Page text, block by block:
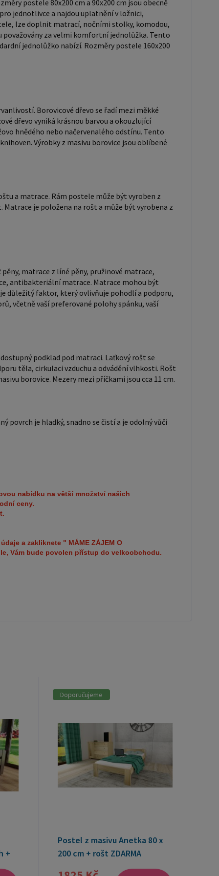
dřevo se řadí mezi měkké dřeviny. Je o malinko
masivní smrk, ale lépe se opracovává. Borovicové
krásnou barvou a okouzlující kresbou. Má
která díky obsahu jádra místy přechází až do
hnědého nebo načervenalého odstínu. Tento
svůj přírodní vzhled a trvanlivost. Typ postele:
je typ postele, který se skládá ze tří
částí: rámu, roštu a matrace. Rám postele může
z různých materiálů, včetně dřeva, kovu nebo
rozměrům postele. Matrace se dělí podle
výroby na matrace z PUR pěny, matrace z HR pěny,
H3), tvrdé nebo velmi tvrdé (H4). Tvrdost matrace
faktor, který ovlivňuje pohodlí a podporu, kterou
Při výběru matrace je důležité zvážit
včetně vaší preferované polohy spánku, vaší
a jakékoliv zdravotní problémy, které
podklad pod matraci. Laťkový rošt se skládá z
lišt, které jsou spojeny textilií. Rošt poskytuje
těla, cirkulaci vzduchu a odvádění vlhkosti.
postel: Lakované
množství našich produktů? Obchodníkům a firmám,
nákupu na velkoobchodní ceny. Zašlete
ondera@seznam.cz, velice rádi se Vám budeme
), vyplníte osobní údaje a zakliknete " MÁME
VELKOOBCHODNÍ SPOLUPRÁCI " a zadáte
postele 80x200 cm a 90x200 cm jsou obecně
jednotlivce a najdou uplatnění v ložnici,
lze doplnit matrací, nočními stolky, komodou,
považovány za velmi komfortní jednolůžka. Tento
jednolůžko nabízí. Rozměry postele 160x200
Borovicové dřevo se řadí mezi měkké
dřevo vyniká krásnou barvou a okouzlující
hnědého nebo načervenalého odstínu. Tento
Výrobky z masivu borovice jsou oblíbené
a matrace. Rám postele může být vyroben z
je položena na rošt a může být vyrobena z
matrace z líné pěny, pružinové matrace,
antibakteriální matrace. Matrace mohou být
důležitý faktor, který ovlivňuje pohodlí a podporu,
včetně vaší preferované polohy spánku, vaší
podklad pod matraci. Laťkový rošt se
těla, cirkulaci vzduchu a odvádění vlhkosti. Rošt
borovice. Mezery mezi příčkami jsou cca 11 cm.
povrch je hladký, snadno se čistí a je odolný vůči
nabídku na větší množství našich
ceny.
a zakliknete " MÁME ZÁJEM O
Vám bude povolen přístup do velkoobchodu.
+
Doporučujeme
Postel z masivu Anetka 80 x
200 cm + rošt ZDARMA